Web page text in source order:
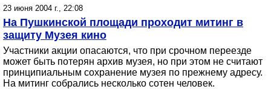
23 июня 2004 г., 22:08
На Пушкинской площади проходит митинг в
защиту Музея кино
Участники акции опасаются, что при срочном переезде
может быть потерян архив музея, но при этом не считают
принципиальным сохранение музея по прежнему адресу.
На митинг собрались несколько сотен человек.